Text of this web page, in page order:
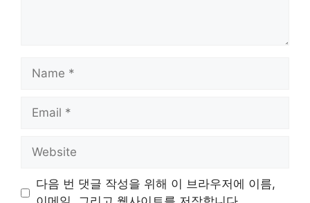
Name
Email
Website
다음 번 댓글 작성을 위해 이 브라우저에 이름,